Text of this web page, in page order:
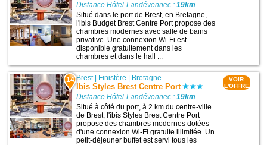
Distance Hôtel-Landévennec :19km
Situé dans le port de Brest, en Bretagne,
l'ibis Budget Brest Centre Port propose des
chambres modernes avec salle de bains
privative. Une connexion Wi-Fi est
disponible gratuitement dans les
chambres et dans le hall ...
14 Brest| Finistère Bretagne
Ibis Styles Brest Centre Port
Distance Hôtel-Landévennec :19km
Situé à côté du port, à 2 km du centre-ville
de Brest, l'ibis Styles Brest Centre Port
propose des chambres modernes dotées
d'une connexion Wi-Fi gratuite illimitée. Un
petit-déjeuner buffet est servi tous les
VOIR
L'OFFRE